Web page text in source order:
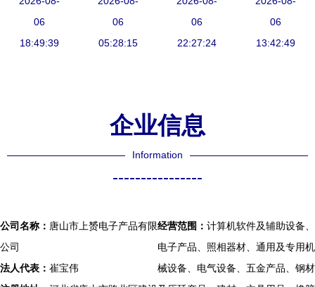
动升窗器改
装与维修指
06
18:49:39
买得起却修
不起
06
05:28:15
知与注意事
项
06
22:27:24
安装中的优
势与实践
06
13:42:49
企业信息
Information
----------------
公司名称： 唐山市上赟电子产品有限
公司
法人代表： 崔宝伟
经营范围： 计算机软件及辅助设备、
电子产品、照相器材、通用及专用机
械设备、电气设备、五金产品、钢材